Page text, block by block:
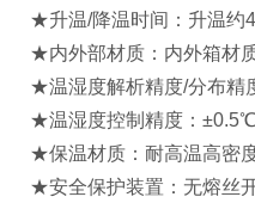
★升温/降温时间：升温约
★内外部材质：内外箱材质
★温湿度解析精度/分布精
★温湿度控制精度：
★保温材质：耐高温高密度
★安全保护装置：无熔丝开